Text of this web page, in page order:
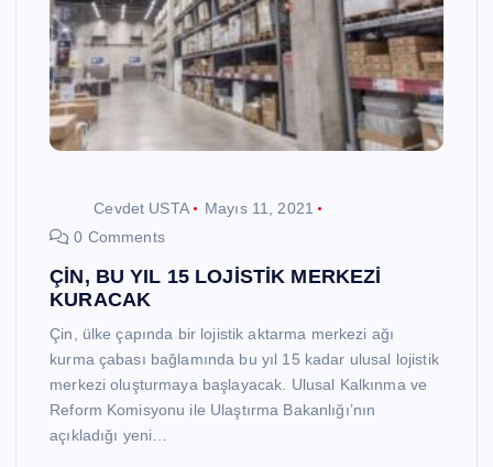
Cevdet USTA
Mayıs 11, 2021
0 Comments
ÇİN, BU YIL 15 LOJİSTİK MERKEZİ
KURACAK
Çin, ülke çapında bir lojistik aktarma merkezi ağı
kurma çabası bağlamında bu yıl 15 kadar ulusal lojistik
merkezi oluşturmaya başlayacak. Ulusal Kalkınma ve
Reform Komisyonu ile Ulaştırma Bakanlığı’nın
açıkladığı yeni…